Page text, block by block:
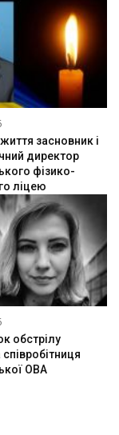
засновник і
директор
фізико-
ліцею
обстрілу
співробітниця
ОВА